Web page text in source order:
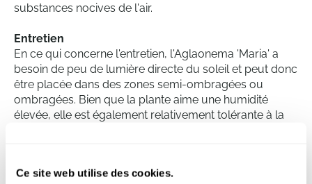
Ce site web utilise des cookies.
substances nocives de l'air.
Entretien
En ce qui concerne l'entretien, l'Aglaonema 'Maria' a
besoin de peu de lumière directe du soleil et peut donc
être placée dans des zones semi-ombragées ou
ombragées. Bien que la plante aime une humidité
élevée, elle est également relativement tolérante à la
plante d'intérieur nécessite peu d'entretien, ce qui en